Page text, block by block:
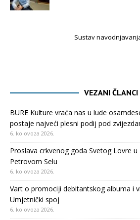
Sustav
VEZANI ČLANCI
BURE Kulture vraća nas u lude
postaje najveći plesni podij pod
6. kolovoza 2026.
Proslava crkvenog goda Svetog Lovre
Petrovom Selu
6. kolovoza 2026.
Vart o promociji debitantskog albuma i
Umjetnički spoj
6. kolovoza 2026.